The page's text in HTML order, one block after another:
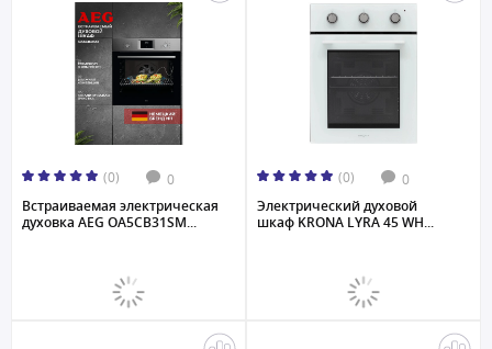
(0) 0
Встраиваемая электрическая
духовка AEG OA5CB31SM...
(0) 0
Электрический духовой
шкаф KRONA LYRA 45 WH...